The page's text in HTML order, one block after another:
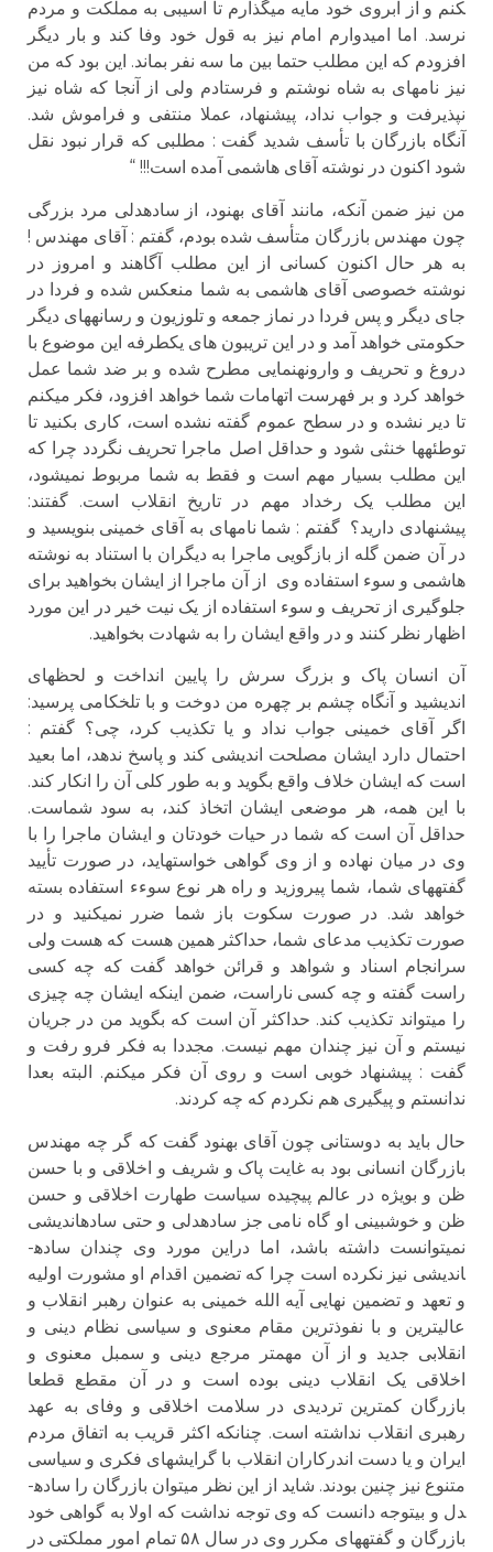
کنم و از آبروی خود مایه می­گذارم تا آسیبی به مملکت و مردم
نرسد. اما امیدوارم امام نیز به قول خود وفا کند و بار دیگر
افزودم که این مطلب حتما بین ما سه نفر بماند. این بود که من
نیز نامه­ای به شاه نوشتم و فرستادم ولی از آنجا که شاه نیز
نپذیرفت و جواب نداد، پیشنهاد، عملا منتفی و فراموش شد.
آنگاه بازرگان با تأسف شدید گفت : مطلبی که قرار نبود نقل
شود اکنون در نوشته آقای هاشمی آمده است!!! “
من نیز ضمن آنکه، مانند آقای بهنود، از ساده­دلی مرد بزرگی
چون مهندس بازرگان متأسف شده بودم، گفتم : آقای مهندس !
به هر حال اکنون کسانی از این مطلب آگاهند و امروز در
نوشته خصوصی آقای هاشمی به شما منعکس شده و فردا در
جای دیگر و پس فردا در نماز جمعه و تلوزیون و رسانه­های دیگر
حکومتی خواهد آمد و در این تریبون های یک­طرفه این موضوع با
دروغ و تحریف و وارونه­نمایی مطرح شده و بر ضد شما عمل
خواهد کرد و بر فهرست اتهامات شما خواهد افزود، فکر می­کنم
تا دیر نشده و در سطح عموم گفته نشده است، کاری بکنید تا
توطئه­ها خنثی شود و حداقل اصل ماجرا تحریف نگردد چرا که
این مطلب بسیار مهم است و فقط به شما مربوط نمی­شود،
این مطلب یک رخداد مهم در تاریخ انقلاب است. گفتند:
پیشنهادی دارید؟ گفتم : شما نامه­ای به آقای خمینی بنویسید و
در آن ضمن گله از بازگویی ماجرا به دیگران با استناد به نوشته
هاشمی و سوء استفاده وی از آن ماجرا از ایشان بخواهید برای
جلوگیری از تحریف و سوء استفاده از یک نیت خیر در این مورد
اظهار نظر کنند و در واقع ایشان را به شهادت بخواهید.
آن انسان پاک و بزرگ سرش را پایین انداخت و لحظه­ای
اندیشید و آنگاه چشم بر چهره من دوخت و با تلخکامی پرسید:
اگر آقای خمینی جواب نداد و یا تکذیب کرد، چی؟ گفتم :
احتمال دارد ایشان مصلحت اندیشی کند و پاسخ ندهد، اما بعید
است که ایشان خلاف واقع بگوید و به طور کلی آن را انکار کند.
با این همه، هر موضعی ایشان اتخاذ کند، به سود شماست.
حداقل آن است که شما در حیات خودتان و ایشان ماجرا را با
وی در میان نهاده و از وی گواهی خواسته­اید، در صورت تأیید
گفته­های شما، شما پیروزید و راه هر نوع سوءء استفاده بسته
خواهد شد. در صورت سکوت باز شما ضرر نمی­کنید و در
صورت تکذیب مدعای شما، حداکثر همین هست که هست ولی
سرانجام اسناد و شواهد و قرائن خواهد گفت که چه کسی
راست گفته و چه کسی ناراست، ضمن اینکه ایشان چه چیزی
را می­تواند تکذیب کند. حداکثر آن است که بگوید من در جریان
نیستم و آن نیز چندان مهم نیست. مجددا به فکر فرو رفت و
گفت : پیشنهاد خوبی است و روی آن فکر می­کنم. البته بعدا
ندانستم و پیگیری هم نکردم که چه کردند.
حال باید به دوستانی چون آقای بهنود گفت که گر چه مهندس
بازرگان انسانی بود به غایت پاک و شریف و اخلاقی و با حسن
ظن و بویژه در عالم پیچیده سیاست طهارت اخلاقی و حسن
ظن و خوشبینی او گاه نامی جز ساده­دلی و حتی ساده­اندیشی
نمیتوانست داشته باشد، اما دراین مورد وی چندان ساده­
اندیشی نیز نکرده است چرا که تضمین اقدام او مشورت اولیه
و تعهد و تضمین نهایی آیه الله خمینی به عنوان رهبر انقلاب و
عالی­ترین و با نفوذ­ترین مقام معنوی و سیاسی نظام دینی و
انقلابی جدید و از آن مهمتر مرجع دینی و سمبل معنوی و
اخلاقی یک انقلاب دینی بوده است و در آن مقطع قطعا
بازرگان کمترین تردیدی در سلامت اخلاقی و وفای به عهد
رهبری انقلاب نداشته است. چنانکه اکثر قریب به اتفاق مردم
ایران و یا دست اندرکاران انقلاب با گرایشهای فکری و سیاسی
متنوع نیز چنین بودند. شاید از این نظر می­توان بازرگان را ساده­
دل و بی­توجه دانست که وی توجه نداشت که اولا به گواهی خود
بازرگان و گفته­های مکرر وی در سال ۵۸ تمام امور مملکتی در